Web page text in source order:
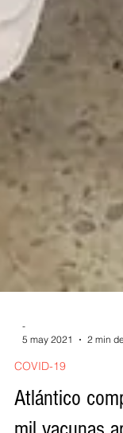
-
5 may 2021
COVID-19
Atlántico